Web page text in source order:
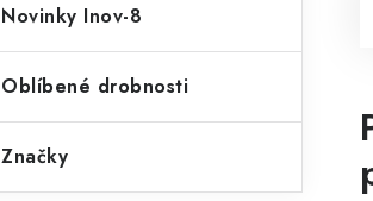
Novinky Inov-8
Oblíbené drobnosti
Značky